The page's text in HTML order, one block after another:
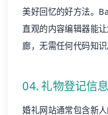
美好回忆的好方法。
直观的内容编辑器能
廊，无需任何代码知识
04. 礼物登记信息
婚礼网站通常包含新